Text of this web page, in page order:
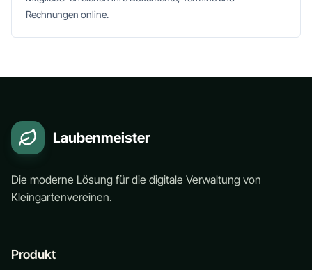
Rechnungen online.
Laubenmeister
Die moderne Lösung für die digitale Verwaltung von
Kleingartenvereinen.
Produkt